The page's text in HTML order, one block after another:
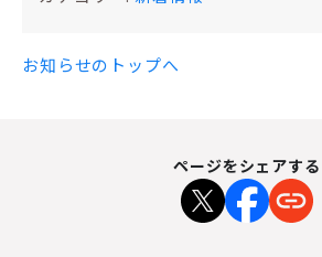
お知らせのトップへ
ページをシェアする